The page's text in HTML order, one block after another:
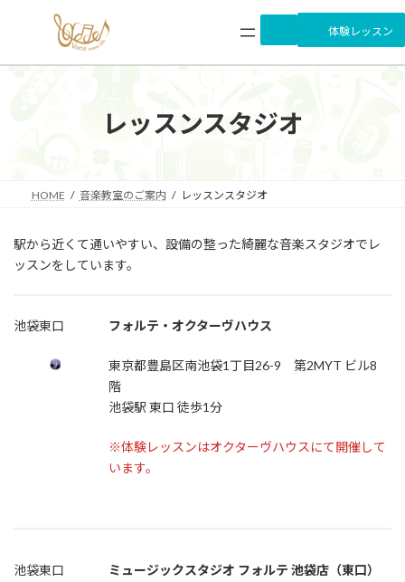
ン
ー
体験レッスン
レッスンスタジオ
HOME 音楽教室のご案内 レッスンスタジオ
駅から近くて通いやすい、設備の整った綺麗な音楽スタジオでレ
ッスンをしています。
池袋東口 フォルテ・オクターヴハウス
東京都豊島区南池袋1丁目26-9 第2MYT ビル8
階
池袋駅 東口 徒歩1分
※体験レッスンはオクターヴハウスにて開催して
います。
池袋東口 ミュージックスタジオ フォルテ 池袋店（東口）